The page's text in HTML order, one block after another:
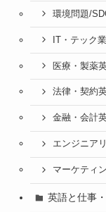
環境問題/
IT・テック
医療・製薬
法律・契約
金融・会計
エンジニア
マーケティ
英語と仕事